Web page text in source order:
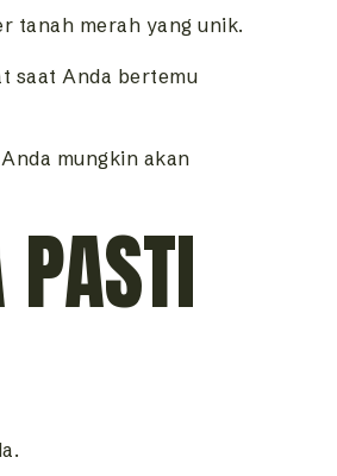
tanah merah yang unik.
saat Anda bertemu
mungkin akan